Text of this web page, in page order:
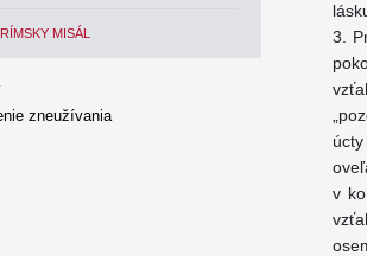
RÍMSKY MISÁL
3.
v